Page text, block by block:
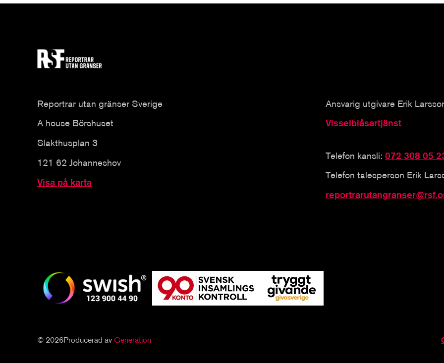
Reportrar utan gränser Sverige
A house Börshuset
Slakthusplan 3
121 62 Johanneshov
Visa på karta
Ansvarig utgivare Erik
Visselblåsartjänst
Telefon kansli:072 308 05
Telefon talesperson Erik
© 2026Producerad av Generation